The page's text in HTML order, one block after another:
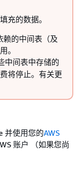
充的数据。
赖的中间表（及
。
中间表中存储的
将停止。有关更
并使用您的AWS
账户 （如果您尚